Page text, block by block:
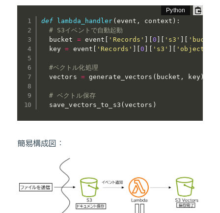
def lambda_handler ( event , context ) :
# S3イベントで自動起動
  bucket
= event 'Records' 0 's3'
'bucket'
  key
= event 'Records' [0 's3' 'object'
#ベクトル化処理
  vectors
= generate_vectors ( bucket , key)
# ベクトル保存
  save_vectors_to_s3
( vectors )
簡易構成図：